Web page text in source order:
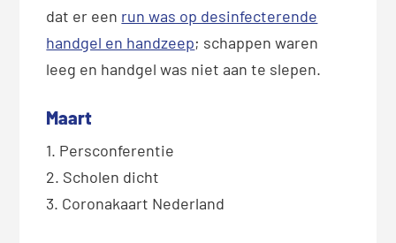
dat er een run was op desinfecterende
handgel en handzeep; schappen waren
leeg en handgel was niet aan te slepen.
Maart
1. Persconferentie
2. Scholen dicht
3. Coronakaart Nederland